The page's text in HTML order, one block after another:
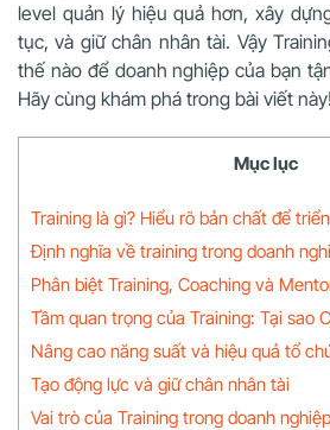
level quản lý hiệu quả hơn, xây
tục, và giữ chân nhân tài. Vậy
thế nào để doanh nghiệp của bạn
Hãy cùng khám phá trong bài viết này!
Mục lục
Training là gì? Hiểu rõ bản chất để
Định nghĩa về training trong doanh
Phân biệt Training, Coaching và
Tầm quan trọng của Training: Tại sao
Nâng cao năng suất và hiệu quả tổ
Tạo động lực và giữ chân nhân tài
Vai trò của Training trong doanh